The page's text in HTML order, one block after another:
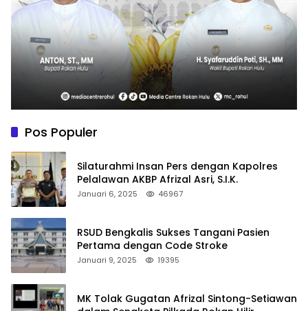
Pos Populer
Silaturahmi Insan Pers dengan Kapolres
Pelalawan AKBP Afrizal Asri, S.I.K.
Januari 6, 2025 46967
RSUD Bengkalis Sukses Tangani Pasien
Pertama dengan Code Stroke
Januari 9, 2025 19395
MK Tolak Gugatan Afrizal Sintong-Setiawan